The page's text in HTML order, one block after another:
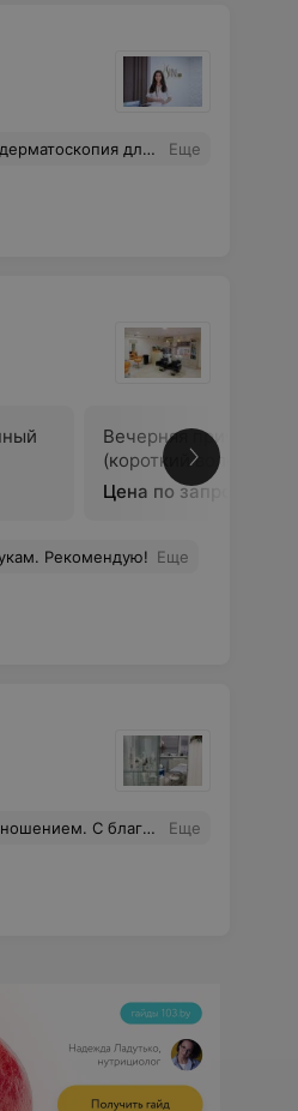
за прием по полной стоимости (в гос.мог обратиться бесплатно), как пришел, так и ушел со своим предположением (м.б. меланома). Крайне не доволен. Просто подарил организации деньги. Еще
Вечерняя прическа
(короткий волос)
Цена по запросу
Рекомендую! Еще
и с желанием возвращаться! Еще